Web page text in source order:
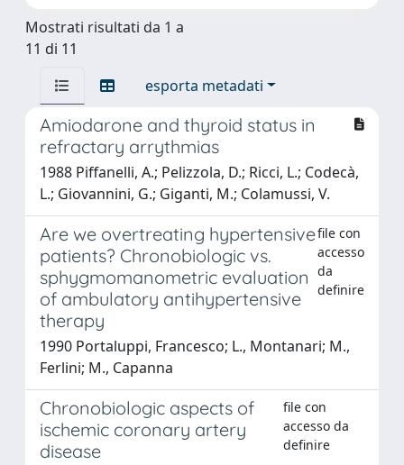
Mostrati risultati da 1 a
11 di 11
esporta metadati
Amiodarone and thyroid status in
refractary arrythmias
1988 Piffanelli, A.; Pelizzola, D.; Ricci, L.; Codecà,
L.; Giovannini, G.; Giganti, M.; Colamussi, V.
Are we overtreating hypertensive
patients? Chronobiologic vs.
sphygmomanometric evaluation
of ambulatory antihypertensive
therapy
file con
accesso
da
definire
1990 Portaluppi, Francesco; L., Montanari; M.,
Ferlini; M., Capanna
Chronobiologic aspects of
ischemic coronary artery
disease
file con
accesso da
definire